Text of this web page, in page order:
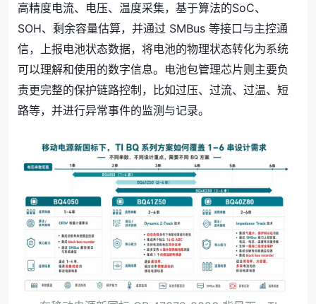
高精度电流、电压、温度采集，基于算法的SoC、
SOH、剩余容量估算，并通过 SMBus 等接口与主控通
信，上报电池状态数据，将电池的物理状态转化为系统
可以理解和使用的数字信息。电池包管理芯片则主要负
责更完整的保护链路控制，比如过压、过流、过温、短
路等，并进行异常事件的监测与记录。